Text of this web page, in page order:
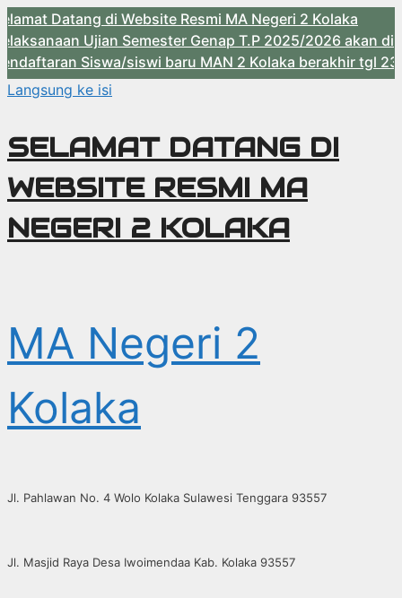
di Website Resmi MA Negeri 2 Kolaka
Ujian Semester Genap T.P 2025/2026 akan
Siswa/siswi baru MAN 2 Kolaka berakhir tgl 23 Mei 2026
Langsung ke isi
SELAMAT DATANG DI
WEBSITE RESMI MA
NEGERI 2 KOLAKA
MA Negeri 2
Kolaka
Jl. Pahlawan No. 4 Wolo Kolaka Sulawesi Tenggara 93557
Jl. Masjid Raya Desa Iwoimendaa Kab. Kolaka 93557